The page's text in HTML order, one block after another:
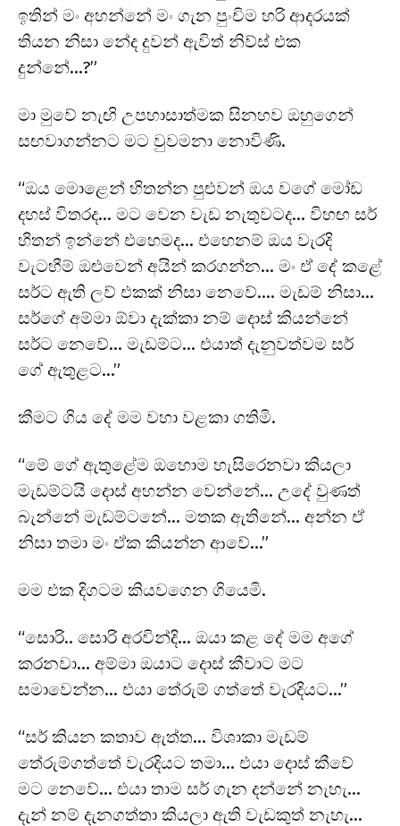
ඉතින් මං අහන්නේ මං ගැන පුංචිම හරි ආදරයක්
තියන නිසා නේද දුවන් ඇවිත් නිව්ස් එක
දුන්නේ…?”
මා මුවේ නැඟි උපහාසාත්මක සිනහව ඔහුගෙන්
සඟවාගන්නට මට වුවමනා නොවිණි.
“ඔය මොළෙන් හිතන්න පුළුවන් ඔය වගේ මෝඩ
දහස් විතරද… මට වෙන වැඩ නැතුවටද… විහඟ සර්
හිතන් ඉන්නේ එහෙමද… එහෙනම් ඔය වැරදි
වැටහීම් ඔළුවෙන් අයින් කරගන්න… මං ඒ දේ කළේ
සර්ට ඇති ලව් එකක් නිසා නෙවේ…. මැඩම් නිසා…
සර්ගේ අම්මා ඕවා දැක්කා නම් දොස් කියන්නේ
සර්ට නෙවේ… මැඩම්ට… එයාත් දැනුවත්වම සර්
ගේ ඇතුළට…”
කීමට ගිය දේ මම වහා වළකා ගතිමි.
“මේ ගේ ඇතුළේම ඔහොම හැසිරෙනවා කියලා
මැඩම්ටයි දොස් අහන්න වෙන්නේ… උදේ වුණත්
බැන්නේ මැඩම්ටනේ… මතක ඇතිනේ… අන්න ඒ
නිසා තමා මං ඒක කියන්න ආවේ…”
මම එක දිගටම කියවගෙන ගියෙමි.
“සොරි.. සොරි අරවින්දි… ඔයා කළ දේ මම අගේ
කරනවා… අම්මා ඔයාට දොස් කීවාට මට
සමාවෙන්න… එයා තේරුම් ගත්තේ වැරදියට…”
“සර් කියන කතාව ඇත්ත… විශාකා මැඩම්
තේරුම්ගත්තේ වැරදියට තමා… එයා දොස් කීවේ
මට නෙවේ… එයා තාම සර් ගැන දන්නේ නැහැ…
දැන් නම් දැනගත්තා කියලා ඇති වැඩකුත් නැහැ…